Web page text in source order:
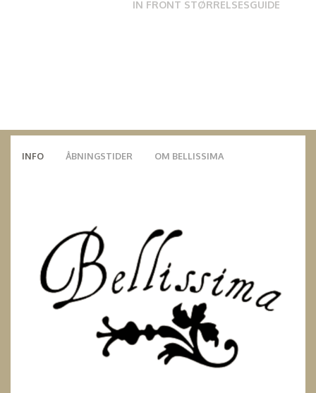
IN FRONT STØRRELSESGUIDE
INFO ÅBNINGSTIDER OM BELLISSIMA